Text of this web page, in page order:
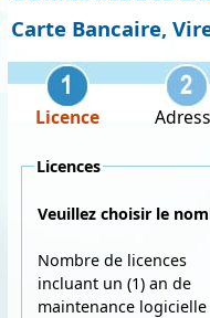
Carte Bancaire,
Licence
Licences
Veuillez choisir le
Nombre de licences
incluant un (1) an de
maintenance logicielle